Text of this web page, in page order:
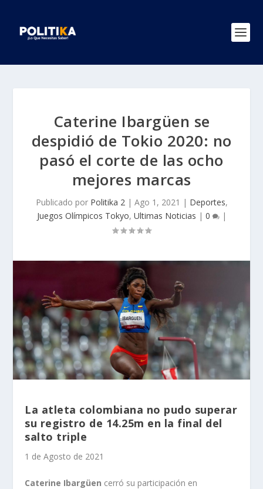
Caterine Ibargüen se
despidió de Tokio 2020: no
pasó el corte de las ocho
mejores marcas
Publicado por Politika 2| Ago 1, 2021 | Deportes,
Juegos Olímpicos Tokyo, Ultimas Noticias | 0 |
La atleta colombiana no pudo superar
su registro de 14.25m en la final del
salto triple
1 de Agosto de 2021
Caterine Ibargüen cerró su participación en